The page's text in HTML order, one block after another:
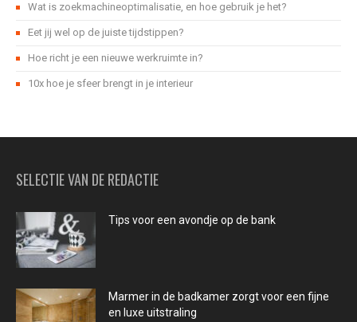
Wat is zoekmachineoptimalisatie, en hoe gebruik je het?
Eet jij wel op de juiste tijdstippen?
Hoe richt je een nieuwe werkruimte in?
10x hoe je sfeer brengt in je interieur
SELECTIE VAN DE REDACTIE
Tips voor een avondje op de bank
Marmer in de badkamer zorgt voor een fijne
en luxe uitstraling